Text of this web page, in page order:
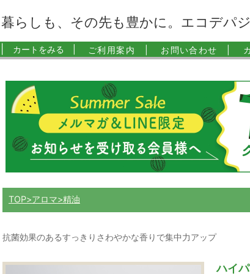
暮らしも、その先も豊かに。エコデパ
カートをみる | ご利用案内 | お問い合わせ |
TOP アロマ 精油
抗菌効果のあるすっきりさわやかな香りで集中力アップ
ハイ